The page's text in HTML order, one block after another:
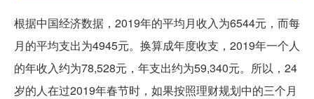
根据中国经济数据，2019年的平均月收入为6544元，而每
月的平均支出为4945元。换算成年度收支，2019年一个人
的年收入约为78,528元，年支出约为59,340元。所以，24
岁的人在过2019年春节时，如果按照理财规划中的三个月